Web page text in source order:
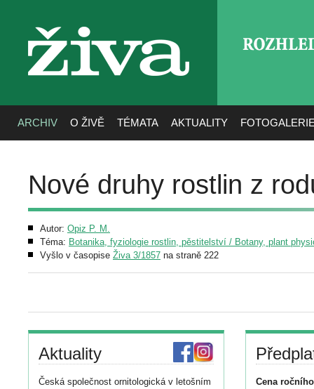
živa
ARCHIV O ŽIVĚ TÉMATA AKTUALITY
Nové druhy rostlin z
Autor: Opiz P. M.
Téma: Botanika, fyziologie rostlin, pěstitelství / Botany, plant
Vyšlo v časopise Živa 3/1857 na straně 222
Aktuality
Česká společnost ornitologická v letošním
Cena